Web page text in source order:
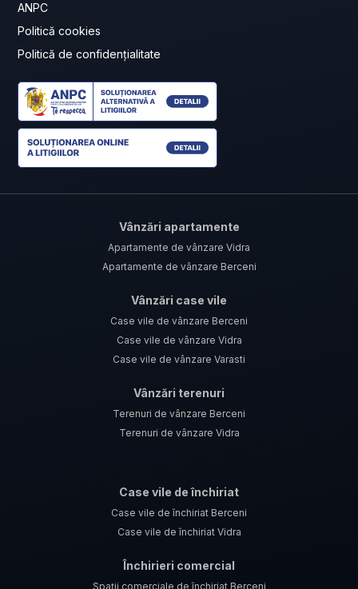
ANPC
Politică cookies
Politică de confidențialitate
Vânzări apartamente
Apartamente de vânzare Vidra
Apartamente de vânzare Berceni
Vânzări case vile
Case vile de vânzare Berceni
Case vile de vânzare Vidra
Case vile de vânzare Varasti
Vânzări terenuri
Terenuri de vânzare Berceni
Terenuri de vânzare Vidra
Case vile de închiriat
Case vile de închiriat Berceni
Case vile de închiriat Vidra
Închirieri comercial
Spații comerciale de închiriat Berceni